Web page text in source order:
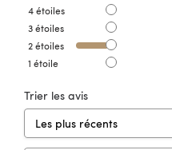
4étoiles
3étoiles
2étoiles
1 étoile
Trier les avis